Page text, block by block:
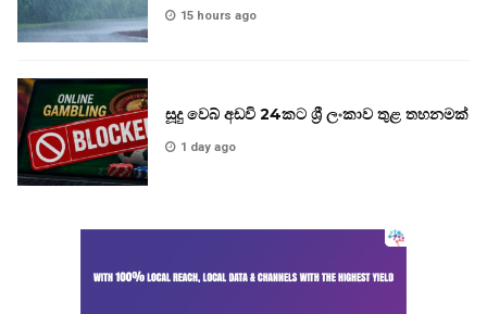
15 hours ago
සූදු වෙබ් අඩවි 24කට ශ්‍රී ලංකාව තුළ තහනමක්
1 day ago